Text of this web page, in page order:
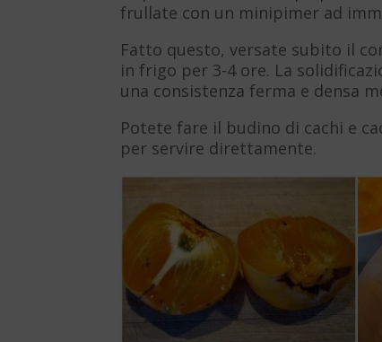
frullate con un minipimer ad
Fatto questo, versate subito il
in frigo per 3-4 ore. La
una consistenza ferma e densa
Potete fare il budino di cachi e
per servire direttamente.